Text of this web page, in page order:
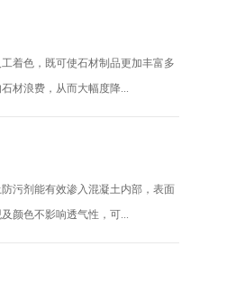
着色，既可使石材制品更加丰富多
材浪费，从而大幅度降...
污剂能有效渗入混凝土内部，表面
颜色不影响透气性，可...